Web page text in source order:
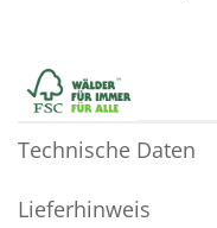
Technische Daten
Lieferhinweis